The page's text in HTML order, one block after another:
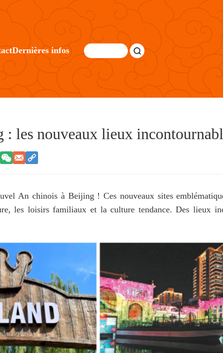
Dernières infos
les nouveaux lieux
An chinois à Beijing ! Ces nouveaux sites
les loisirs familiaux et la culture tendance. Des lieux